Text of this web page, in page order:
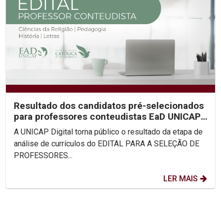
Resultado dos candidatos pré-selecionados
para professores conteudistas EaD UNICAP
(Edital 2022/02)
A UNICAP Digital torna público o resultado da etapa de
análise de currículos do EDITAL PARA A SELEÇÃO DE
PROFESSORES...
LER MAIS